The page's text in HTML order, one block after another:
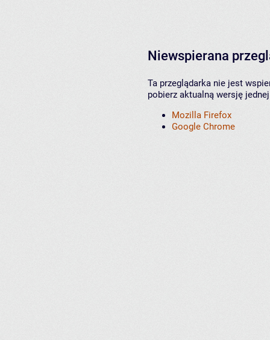
Niewspierana
Ta przeglądarka nie jest
pobierz aktualną wersję
Mozilla Firefox
Google Chrome